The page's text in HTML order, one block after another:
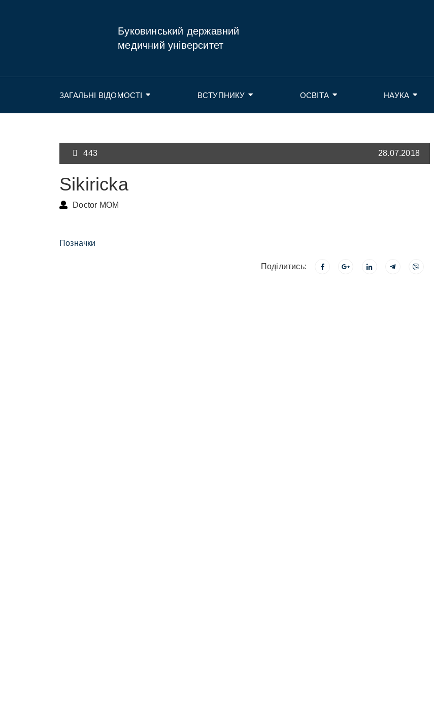
Буковинський державний
медичний університет
ЗАГАЛЬНІ ВІДОМОСТІ ВСТУПНИКУ ОСВІТА НАУКА
443 28.07.2018
Sikiricka
Doctor MOM
Позначки
Поділитись: